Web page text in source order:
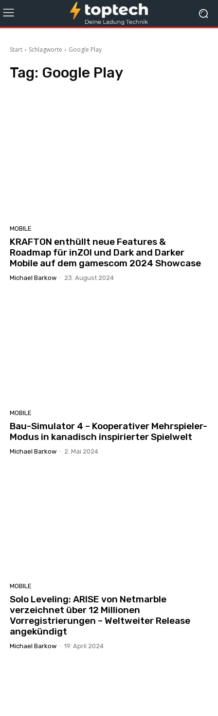
Start Schlagworte Google Play
Tag: Google Play
MOBILE
KRAFTON enthüllt neue Features &
Roadmap für inZOI und Dark and Darker
Mobile auf dem gamescom 2024 Showcase
Michael Barkow - 23. August 2024
MOBILE
Bau-Simulator 4 – Kooperativer Mehrspieler-
Modus in kanadisch inspirierter Spielwelt
Michael Barkow - 2. Mai 2024
MOBILE
Solo Leveling: ARISE von Netmarble
verzeichnet über 12 Millionen
Vorregistrierungen – Weltweiter Release
angekündigt
Michael Barkow - 19. April 2024